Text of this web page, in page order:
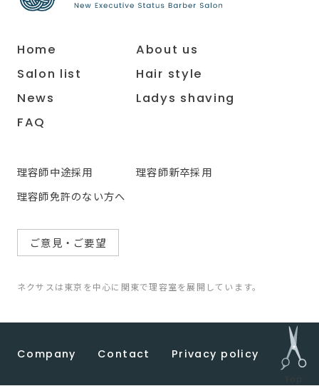
Home
About us
Salon list
Hair style
News
Ladys shaving
FAQ
理容師中途採用
理容師新卒採用
理容師免許のない方へ
ご意見・ご要望
ネクサスは東京を中心に関東で理容室を展開しています。
Company Contact Privacy policy